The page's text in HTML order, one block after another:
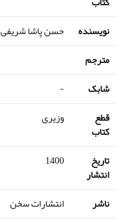
نویسنده
حسن پاشا شریفی
مترجم
شابک
-
قطع
کتاب
وزیری
تاریخ
انتشار
1400
ناشر
انتشارات سخن